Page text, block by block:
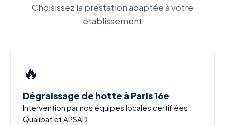
Choisissez la prestation adaptée à votre
établissement
🔥
Dégraissage de hotte à Paris 16e
Intervention par nos équipes locales certifiées
Qualibat et APSAD.